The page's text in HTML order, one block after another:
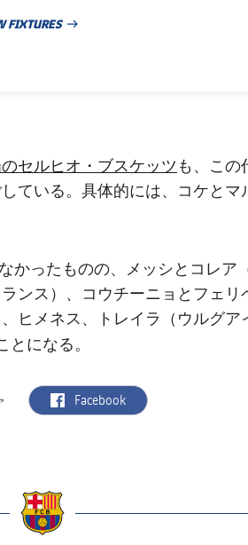
FIXTURES
NEWS
セルヒオ・ブスケッツ も、この
ている。具体的には、コケとマ
かったものの、メッシとコレア
ンス）、コウチーニョとフェリ
ヒメネス、トレイラ（ウルグア
とになる。
label.aria.facebook
Facebook